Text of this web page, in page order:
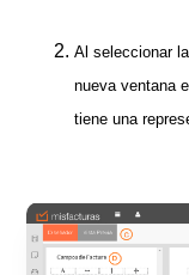
Al seleccionar
nueva ventana
tiene una